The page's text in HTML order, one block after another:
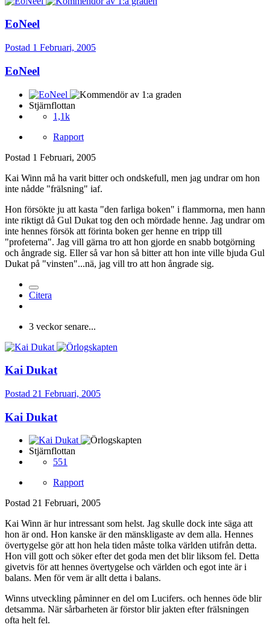
EoNeel
Postad 1 Februari, 2005
EoNeel
Stjärnflottan
1,1k
Rapport
Postad 1 Februari, 2005
Kai Winn må ha varit bitter och ondskefull, men jag undrar om hon
inte nådde "frälsning" iaf.
Hon försökte ju att kasta "den farliga boken" i flammorna, men hann
inte riktigt då Gul Dukat tog den och mördade henne. Jag undrar om
inte hennes försök att förinta boken ger henne en tripp till
"profeterna". Jag vill gärna tro att hon gjorde en snabb botgörning
och ångrade sig. Eller så var hon så bitter att hon inte ville bjuda Gul
Dukat på "vinsten"...nä, jag vill tro att hon ångrade sig.
Citera
3 veckor senare...
Kai Dukat
Postad 21 Februari, 2005
Kai Dukat
Stjärnflottan
551
Rapport
Postad 21 Februari, 2005
Kai Winn är hur intressant som helst. Jag skulle dock inte säga att
hon är ond. Hon kanske är den mänskligaste av dem alla. Hennes
övertygelse gör att hon hela tiden måste tolka världen utifrån detta.
Hon vill gott och söker efter det goda men det blir liksom fel. Detta
givetvis för att hennes övertygelse och världen och egot inte är i
balans. Men för vem är allt detta i balans.
Winns utveckling påminner en del om Lucifers. och hennes öde blir
detsamma. När sårbarheten är förstor blir jakten efter frälsningen
ofta helt fel.